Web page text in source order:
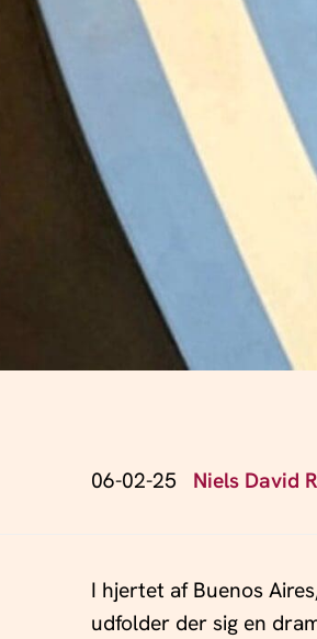
06-02-25 Niels David
I hjertet af Buenos
udfolder der sig en